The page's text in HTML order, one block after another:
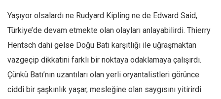
Yaşıyor olsalardı ne Rudyard Kipling ne de Edward Said,
Türkiye’de devam etmekte olan olayları anlayabilirdi. Thierry
Hentsch dahi gelse Doğu Batı karşıtlığı ile uğraşmaktan
vazgeçip dikkatini farklı bir noktaya odaklamaya çalışırdı.
Çünkü Batı’nın uzantıları olan yerli oryantalistleri görünce
ciddî bir şaşkınlık yaşar, mesleğine olan saygısını yitirirdi